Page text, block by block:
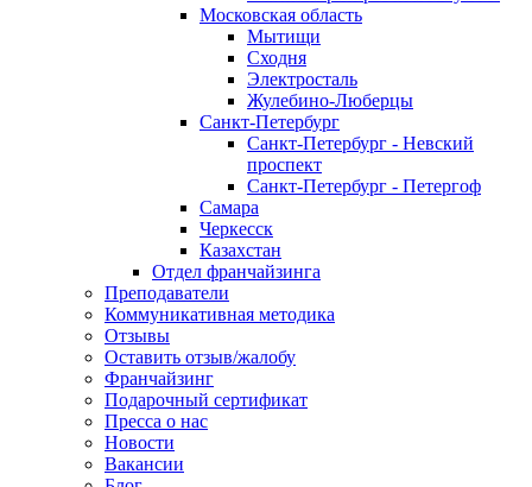
Московская область
Мытищи
Сходня
Электросталь
Жулебино-Люберцы
Санкт-Петербург
Санкт-Петербург - Невский
проспект
Санкт-Петербург - Петергоф
Самара
Черкесск
Казахстан
Отдел франчайзинга
Преподаватели
Коммуникативная методика
Отзывы
Оставить отзыв/жалобу
Франчайзинг
Подарочный сертификат
Пресса о нас
Новости
Вакансии